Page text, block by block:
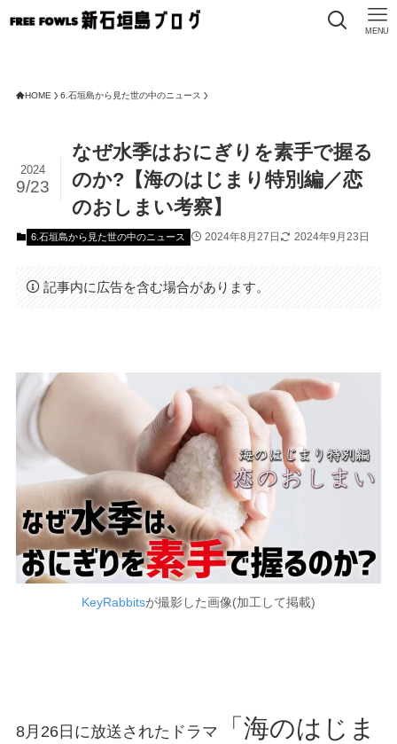
MENU
HOME 6.石垣島から見た世の中のニュース
なぜ水季はおにぎりを素手で握る
のか?【海のはじまり特別編／恋
のおしまい考察】
2024
9/23
6.石垣島から見た世の中のニュース 2024年8月27日 2024年9月23日
記事内に広告を含む場合があります。
KeyRabbitsが撮影した画像(加工して掲載)
8月26日に放送されたドラマ
「海のはじま